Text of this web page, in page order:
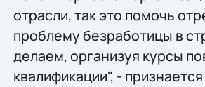
отрасли, так это помочь
проблему безработицы в
делаем, организуя курсы
квалификации", -